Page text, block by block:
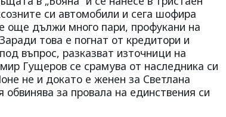
си автомобили и сега шофира
още дължи много пари, профукани на
това е погнат от кредитори и
въпрос, разказват източници на
Гущеров се срамува от наследника си
не и докато е женен за Светлана
за провала на единствения си